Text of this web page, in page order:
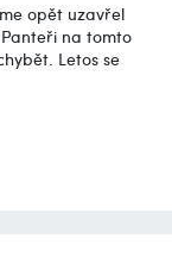
opět uzavřel
na tomto
Letos se